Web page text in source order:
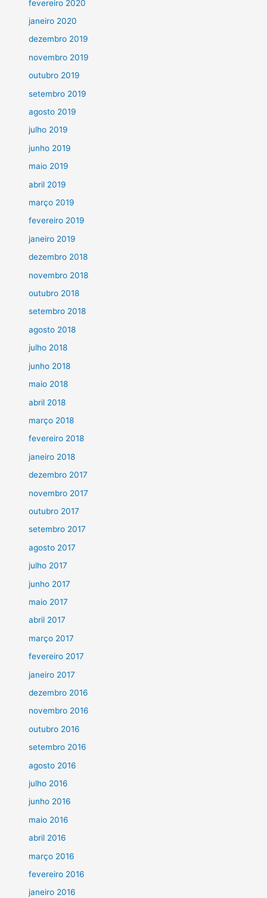
fevereiro 2020
janeiro 2020
dezembro 2019
novembro 2019
outubro 2019
setembro 2019
agosto 2019
julho 2019
junho 2019
maio 2019
abril 2019
março 2019
fevereiro 2019
janeiro 2019
dezembro 2018
novembro 2018
outubro 2018
setembro 2018
agosto 2018
julho 2018
junho 2018
maio 2018
abril 2018
março 2018
fevereiro 2018
janeiro 2018
dezembro 2017
novembro 2017
outubro 2017
setembro 2017
agosto 2017
julho 2017
junho 2017
maio 2017
abril 2017
março 2017
fevereiro 2017
janeiro 2017
dezembro 2016
novembro 2016
outubro 2016
setembro 2016
agosto 2016
julho 2016
junho 2016
maio 2016
abril 2016
março 2016
fevereiro 2016
janeiro 2016